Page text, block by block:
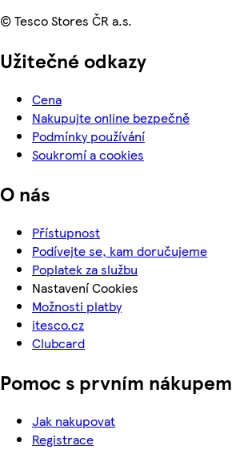
© Tesco Stores ČR a.s.
Užitečné odkazy
Cena
Nakupujte online bezpečně
Podmínky používání
Soukromí a cookies
O nás
Přístupnost
Podívejte se, kam doručujeme
Poplatek za službu
Nastavení Cookies
Možnosti platby
itesco.cz
Clubcard
Pomoc s prvním nákupem
Jak nakupovat
Registrace